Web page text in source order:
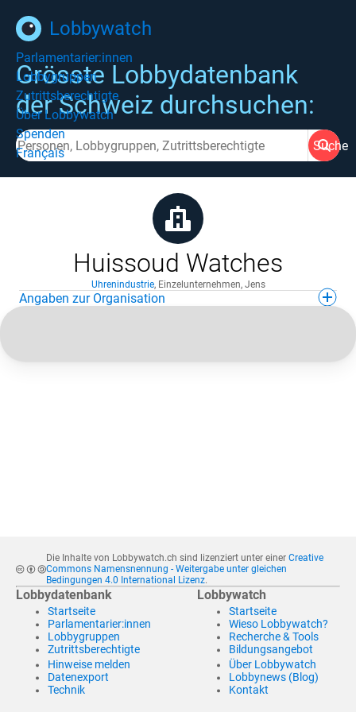
Lobbywatch
Parlamentarier:innen
Lobbygruppen
Zutrittsberechtigte
Über Lobbywatch
Spenden
Français
Grösste Lobbydatenbank
der Schweiz durchsuchen:
Suche
Huissoud Watches
Uhrenindustrie, Einzelunternehmen, Jens
Angaben zur Organisation
Die Inhalte von Lobbywatch.ch sind lizenziert unter einer Creative
Commons Namensnennung - Weitergabe unter gleichen
Bedingungen 4.0 International Lizenz.
Lobbydatenbank
Startseite
Parlamentarier:innen
Lobbygruppen
Zutrittsberechtigte
Hinweise melden
Datenexport
Technik
Lobbywatch
Startseite
Wieso Lobbywatch?
Recherche & Tools
Bildungsangebot
Über Lobbywatch
Lobbynews (Blog)
Kontakt